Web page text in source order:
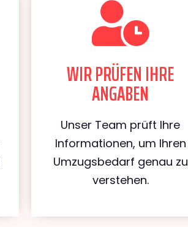
WIR PRÜFEN IHRE
ANGABEN
Unser Team prüft Ihre
Informationen, um Ihren
Umzugsbedarf genau zu
verstehen.